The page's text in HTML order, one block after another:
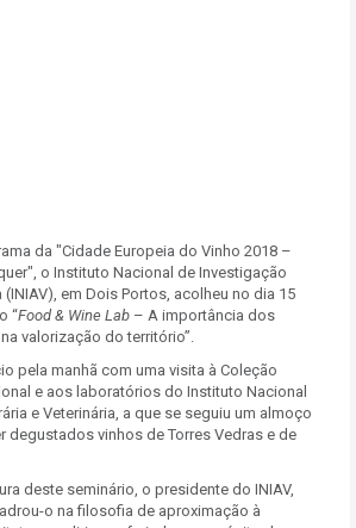
da "Cidade Europeia do Vinho 2018 –
o Instituto Nacional de Investigação
(INIAV), em Dois Portos, acolheu no dia 15
“Food & Wine Lab – A importância dos
valorização do território”.
pela manhã com uma visita à Coleção
e aos laboratórios do Instituto Nacional
e Veterinária, a que se seguiu um almoço
degustados vinhos de Torres Vedras e de
deste seminário, o presidente do INIAV,
o na filosofia de aproximação à